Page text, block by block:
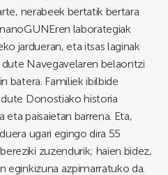
nerabeek bertatik bertara
laborategiak
jardueran, eta itsas laginak
Navegavelaren belaontzi
batera. Familiek ibilbide
Donostiako historia
paisaietan barrena. Eta,
ugari egingo dira 55
zuzendurik; haien bidez,
azpimarratuko da.